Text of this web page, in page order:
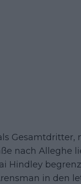
Gesamtdritter,
nach Alleghe
Hindley
in den